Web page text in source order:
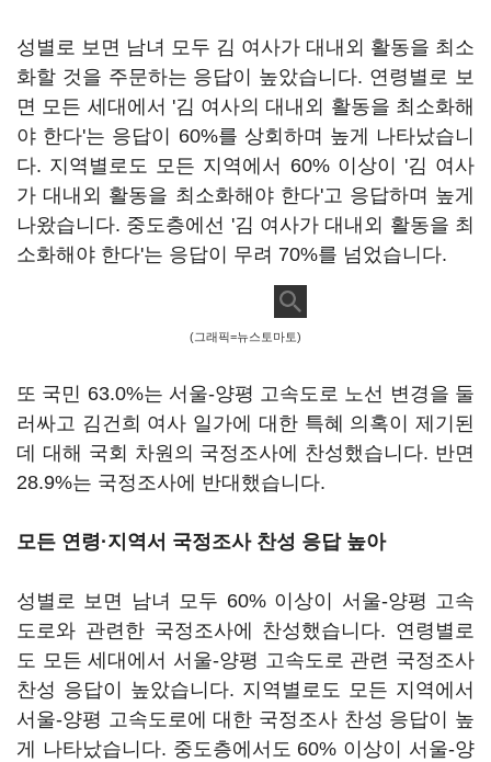
성별로 보면 남녀 모두 김 여사가 대내외 활동을 최소
화할 것을 주문하는 응답이 높았습니다. 연령별로 보
면 모든 세대에서 '김 여사의 대내외 활동을 최소화해
야 한다'는 응답이 60%를 상회하며 높게 나타났습니
다. 지역별로도 모든 지역에서 60% 이상이 '김 여사
가 대내외 활동을 최소화해야 한다'고 응답하며 높게
나왔습니다. 중도층에선 '김 여사가 대내외 활동을 최
소화해야 한다'는 응답이 무려 70%를 넘었습니다.
(그래픽=뉴스토마토)
또 국민 63.0%는 서울-양평 고속도로 노선 변경을 둘
러싸고 김건희 여사 일가에 대한 특혜 의혹이 제기된
데 대해 국회 차원의 국정조사에 찬성했습니다. 반면
28.9%는 국정조사에 반대했습니다.
모든 연령·지역서 국정조사 찬성 응답 높아
성별로 보면 남녀 모두 60% 이상이 서울-양평 고속
도로와 관련한 국정조사에 찬성했습니다. 연령별로
도 모든 세대에서 서울-양평 고속도로 관련 국정조사
찬성 응답이 높았습니다. 지역별로도 모든 지역에서
서울-양평 고속도로에 대한 국정조사 찬성 응답이 높
게 나타났습니다. 중도층에서도 60% 이상이 서울-양